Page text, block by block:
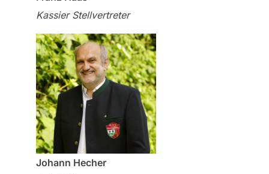
Kassier Stellvertreter
Johann Hecher